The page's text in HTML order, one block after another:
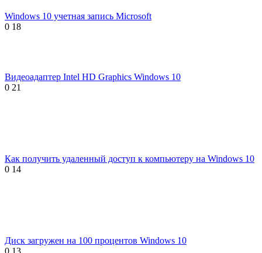
Windows 10 учетная запись Microsoft
0 18
Видеоадаптер Intel HD Graphics Windows 10
0 21
Как получить удаленный доступ к компьютеру на Windows 10
0 14
Диск загружен на 100 процентов Windows 10
0 13